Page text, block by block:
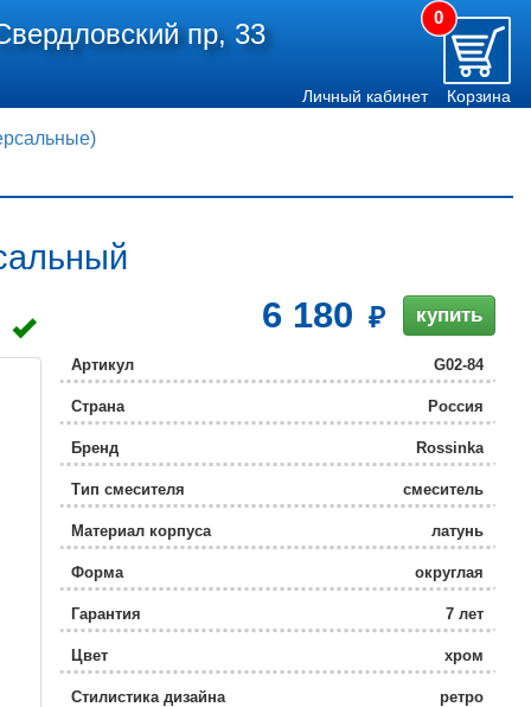
пр, 33
0
Личный кабинет Корзина
6 180 купить
Артикул G02-84
Страна Россия
Бренд Rossinka
Тип смесителя смеситель
Материал корпуса латунь
Форма округлая
Гарантия 7 лет
Цвет хром
Стилистика дизайна ретро